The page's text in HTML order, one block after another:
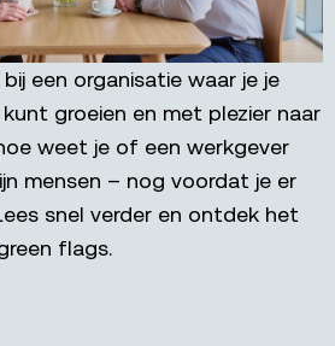
een organisatie waar je je
groeien en met plezier naar
weet je of een werkgever
mensen – nog voordat je er
snel verder en ontdek het
flags.